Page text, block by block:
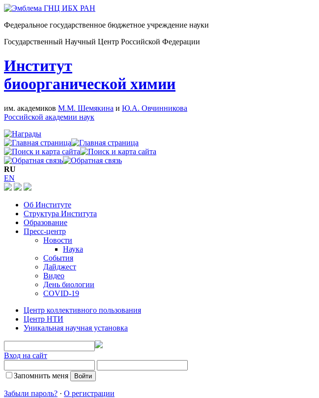
Федеральное государственное бюджетное учреждение науки
Государственный Научный Центр Российской Федерации
Институт
биоорганической химии
им. академиков М.М. Шемякина и Ю.А. Овчинникова
Российской академии наук
RU
EN
Об Институте
Структура Института
Образование
Пресс-центр
Новости
Наука
События
Дайджест
Видео
День биологии
COVID-19
Центр коллективного пользования
Центр НТИ
Уникальная научная установка
Вход на сайт
Запомнить меня
Забыли пароль? · О регистрации